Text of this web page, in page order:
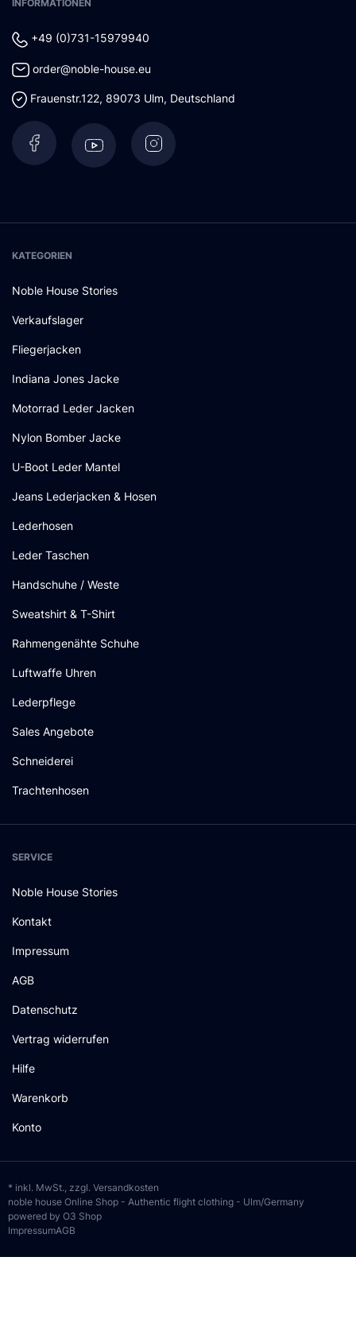
INFORMATIONEN
+49 (0)731-15979940
order@noble-house.eu
Frauenstr.122, 89073 Ulm, Deutschland
KATEGORIEN
Noble House Stories
Verkaufslager
Fliegerjacken
Indiana Jones Jacke
Motorrad Leder Jacken
Nylon Bomber Jacke
U-Boot Leder Mantel
Jeans Lederjacken & Hosen
Lederhosen
Leder Taschen
Handschuhe / Weste
Sweatshirt & T-Shirt
Rahmengenähte Schuhe
Luftwaffe Uhren
Lederpflege
Sales Angebote
Schneiderei
Trachtenhosen
SERVICE
Noble House Stories
Kontakt
Impressum
AGB
Datenschutz
Vertrag widerrufen
Hilfe
Warenkorb
Konto
* inkl. MwSt., zzgl. Versandkosten
noble house Online Shop - Authentic flight clothing - Ulm/Germany
powered by O3 Shop
ImpressumAGB